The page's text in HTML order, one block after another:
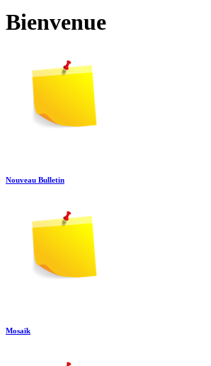
Bienvenue
Nouveau Bulletin
Mosaïk